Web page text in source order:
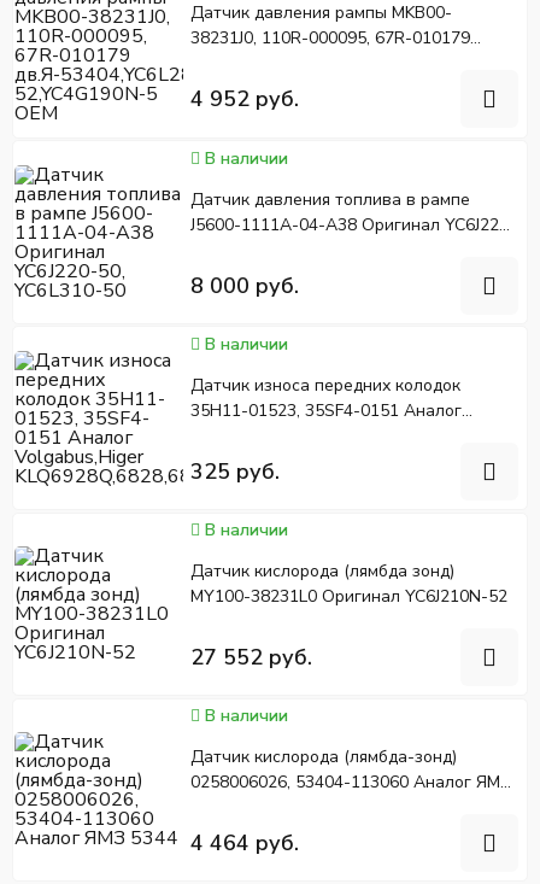
Датчик давления рампы MKB00-
38231J0, 110R-000095, 67R-010179
OEM
4 952 руб.
В наличии
Датчик давления топлива в рампе
J5600-1111A-04-A38 Оригинал YC6J220-
8 000 руб.
В наличии
Датчик износа передних колодок
35H11-01523, 35SF4-0151 Аналог
KLQ6928Q,6828,6840,6885
325 руб.
В наличии
Датчик кислорода (лямбда зонд)
MY100-38231L0 Оригинал YC6J210N-52
27 552 руб.
В наличии
Датчик кислорода (лямбда-зонд)
0258006026, 53404-113060 Аналог ЯМЗ
4 464 руб.